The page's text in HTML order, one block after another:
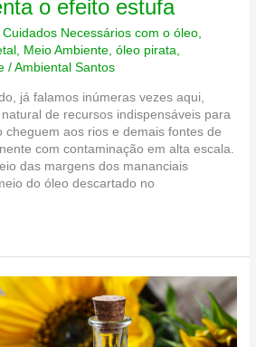
o efeito estufa
Cuidados Necessários com o óleo,
, Meio Ambiente,óleo pirata,
/Ambiental Santos
já falamos inúmeras vezes aqui,
de recursos indispensáveis para
cheguem aos rios e demais fontes de
com contaminação em alta escala.
das margens dos mananciais
do óleo descartado no